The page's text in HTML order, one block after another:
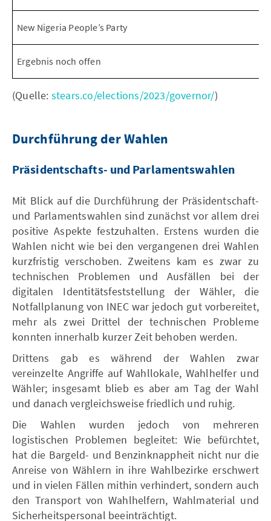
New Nigeria People’s Party
Ergebnis noch offen
(Quelle: stears.co/elections/2023/governor/)
Durchführung der Wahlen
Präsidentschafts- und Parlamentswahlen
Mit Blick auf die Durchführung der Präsidentschaft-
und Parlamentswahlen sind zunächst vor allem drei
positive Aspekte festzuhalten. Erstens wurden die
Wahlen nicht wie bei den vergangenen drei Wahlen
kurzfristig verschoben. Zweitens kam es zwar zu
technischen Problemen und Ausfällen bei der
digitalen Identitätsfeststellung der Wähler, die
Notfallplanung von INEC war jedoch gut vorbereitet,
mehr als zwei Drittel der technischen Probleme
konnten innerhalb kurzer Zeit behoben werden.
Drittens gab es während der Wahlen zwar
vereinzelte Angriffe auf Wahllokale, Wahlhelfer und
Wähler; insgesamt blieb es aber am Tag der Wahl
und danach vergleichsweise friedlich und ruhig.
Die Wahlen wurden jedoch von mehreren
logistischen Problemen begleitet: Wie befürchtet,
hat die Bargeld- und Benzinknappheit nicht nur die
Anreise von Wählern in ihre Wahlbezirke erschwert
und in vielen Fällen mithin verhindert, sondern auch
den Transport von Wahlhelfern, Wahlmaterial und
Sicherheitspersonal beeinträchtigt.